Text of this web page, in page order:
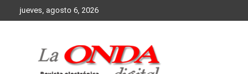
to
jueves, agosto 6, 2026